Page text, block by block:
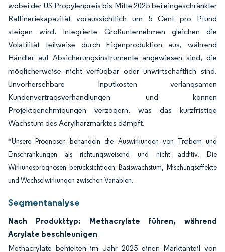
wobei der US-Propylenpreis bis Mitte 2025 bei eingeschränkter
Raffineriekapazität voraussichtlich um 5 Cent pro Pfund
steigen wird. Integrierte Großunternehmen gleichen die
Volatilität teilweise durch Eigenproduktion aus, während
Händler auf Absicherungsinstrumente angewiesen sind, die
möglicherweise nicht verfügbar oder unwirtschaftlich sind.
Unvorhersehbare Inputkosten verlangsamen
Kundenvertragsverhandlungen und können
Projektgenehmigungen verzögern, was das kurzfristige
Wachstum des Acrylharzmarktes dämpft.
*Unsere Prognosen behandeln die Auswirkungen von Treibern und
Einschränkungen als richtungsweisend und nicht additiv. Die
Wirkungsprognosen berücksichtigen Basiswachstum, Mischungseffekte
und Wechselwirkungen zwischen Variablen.
Segmentanalyse
Nach Produkttyp: Methacrylate führen, während
Acrylate beschleunigen
Methacrylate behielten im Jahr 2025 einen Marktanteil von